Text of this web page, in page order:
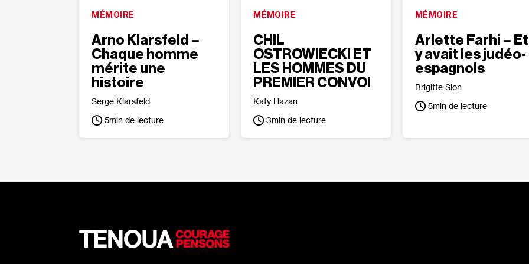
MÉMOIRE
Arno Klarsfeld –
Chaque homme
mérite une
histoire
Serge Klarsfeld
5min de lecture
MÉMOIRE
CHIL
OSTROWIECKI ET
LES HOMMES DU
PREMIER CONVOI
Katy Hazan
3min de lecture
MÉMOIRE
Arlette Farhi –
y avait les judéo‐
espagnols
Brigitte Sion
5min de lecture